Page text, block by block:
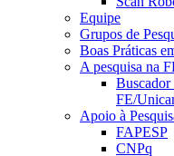
Equipe
Grupos de
Boas Práticas
A pesquisa na
Buscador
FE/
Apoio à
FAPESP
CNPq